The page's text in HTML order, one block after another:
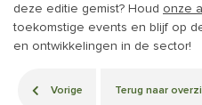
deze editie gemist? Houd onze
toekomstige events en blijf op
en ontwikkelingen in de sector!
Vorige Terug naar